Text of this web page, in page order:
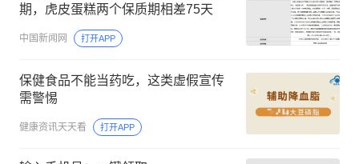
期，虎皮蛋糕两个保质期相差75天
中国新闻网 打开APP
保健食品不能当药吃，这类虚假宣传
需警惕
健康资讯天天看 打开APP